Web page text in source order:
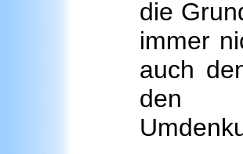
die
immer
auch
den